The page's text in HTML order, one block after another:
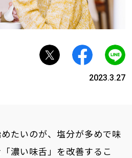
2023.3.27
たいのが、塩分が多めで味
濃い味舌」を改善するこ